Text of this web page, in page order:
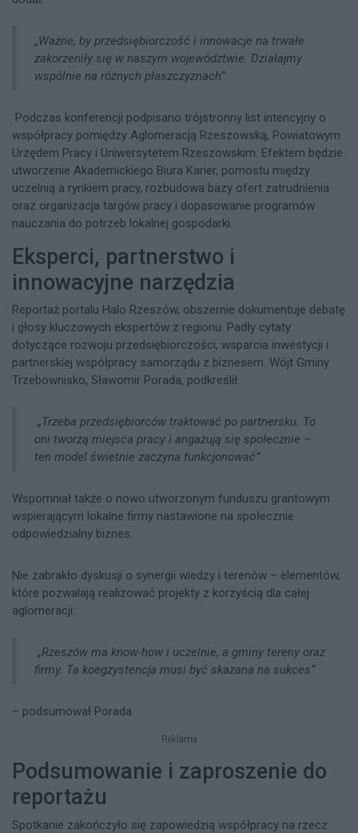
„Ważne, by przedsiębiorczość i innowacje na trwałe
zakorzeniły się w naszym województwie. Działajmy
wspólnie na różnych płaszczyznach”.
Podczas konferencji podpisano trójstronny list intencyjny o
współpracy pomiędzy Aglomeracją Rzeszowską, Powiatowym
Urzędem Pracy i Uniwersytetem Rzeszowskim. Efektem będzie
utworzenie Akademickiego Biura Karier, pomostu między
uczelnią a rynkiem pracy, rozbudowa bazy ofert zatrudnienia
oraz organizacja targów pracy i dopasowanie programów
nauczania do potrzeb lokalnej gospodarki.​
Eksperci, partnerstwo i
innowacyjne narzędzia
Reportaż portalu Halo Rzeszów, obszernie dokumentuje debatę
i głosy kluczowych ekspertów z regionu. Padły cytaty
dotyczące rozwoju przedsiębiorczości, wsparcia inwestycji i
partnerskiej współpracy samorządu z biznesem. Wójt Gminy
Trzebownisko, Sławomir Porada, podkreślił:
„Trzeba przedsiębiorców traktować po partnersku. To
oni tworzą miejsca pracy i angażują się społecznie –
ten model świetnie zaczyna funkcjonować”.
Wspomniał także o nowo utworzonym funduszu grantowym
wspierającym lokalne firmy nastawione na społecznie
odpowiedzialny biznes.​
Nie zabrakło dyskusji o synergii wiedzy i terenów – elementów,
które pozwalają realizować projekty z korzyścią dla całej
aglomeracji:
„Rzeszów ma know-how i uczelnie, a gminy tereny oraz
firmy. Ta koegzystencja musi być skazana na sukces”
– podsumował Porada.​
Reklama
Podsumowanie i zaproszenie do
reportażu
Spotkanie zakończyło się zapowiedzią współpracy na rzecz